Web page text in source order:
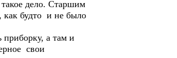
дело. Старшим
будто и не было
а там и
свои